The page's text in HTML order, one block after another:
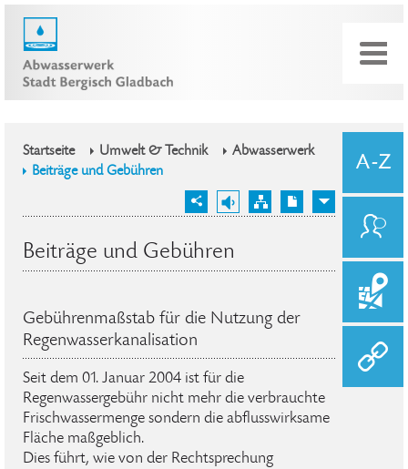
Startseite Umwelt & Technik
Abwasserwerk
Beiträge und Gebühren
Beiträge und Gebühren
Gebührenmaßstab für die Nutzung der
Regenwasserkanalisation
Seit dem 01. Januar 2004 ist für die
Regenwassergebühr nicht mehr die verbrauchte
Frischwassermenge sondern die abflusswirksame
Fläche maßgeblich.
Dies führt, wie von der Rechtsprechung